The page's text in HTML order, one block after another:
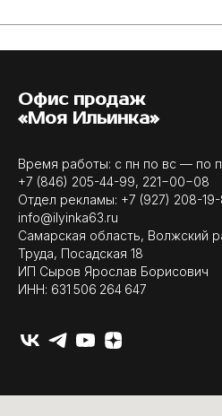
Офис продаж
«Моя Ильинка»
Время работы: с пн по вс — по
+7 (846) 205-44-99, 221−00−08
Отдел рекламы: +7 (927) 208-
info@ilyinka63.ru
Самарская область, Волжский
Труда, Посадская 18
ИП Сыров Ярослав Борисович
ИНН: 631 506 264 647